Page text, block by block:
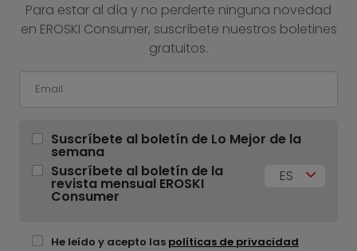
Para estar al día y no perderte ninguna novedad
en EROSKI Consumer, suscríbete nuestros boletines
gratuitos.
Suscríbete al boletín de Lo Mejor de la
semana
Suscríbete al boletín de la
revista mensual EROSKI
Consumer
ES
He leído y acepto las políticas de privacidad